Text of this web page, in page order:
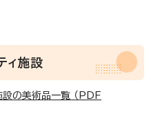
ィ施設
設の美術品一覧 （PDF